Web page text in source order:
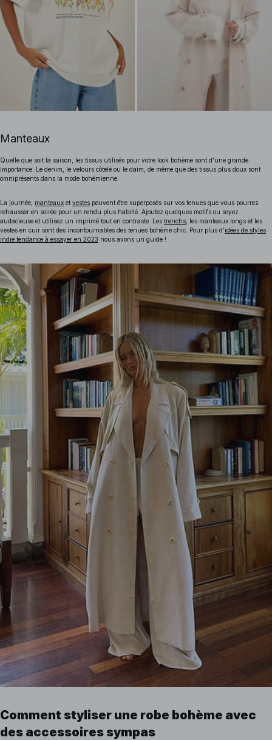
Manteaux
Quelle que soit la saison, les tissus utilisés pour votre look bohème sont d'une grande
importance. Le denim, le velours côtelé ou le daim, de même que des tissus plus doux sont
omniprésents dans la mode bohémienne.
La journée, manteaux et vestes peuvent être superposés sur vos tenues que vous pourrez
rehausser en soirée pour un rendu plus habillé. Ajoutez quelques motifs ou soyez
audacieuse et utilisez un imprimé tout en contraste. Les trenchs , les manteaux longs et les
vestes en cuir sont des incontournables des tenues bohème chic. Pour plus d’idées de styles
indie tendance à essayer en 2023 nous avons un guide !
Comment styliser une robe bohème avec
des accessoires sympas